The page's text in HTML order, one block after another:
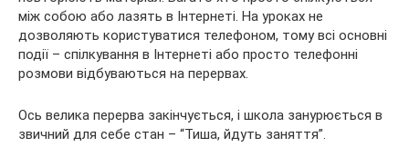
між собою або лазять в Інтернеті. На уроках не
дозволяють користуватися телефоном, тому всі основні
події – спілкування в Інтернеті або просто телефонні
розмови відбуваються на перервах.
Ось велика перерва закінчується, і школа занурюється в
звичний для себе стан – “Тиша, йдуть заняття”.